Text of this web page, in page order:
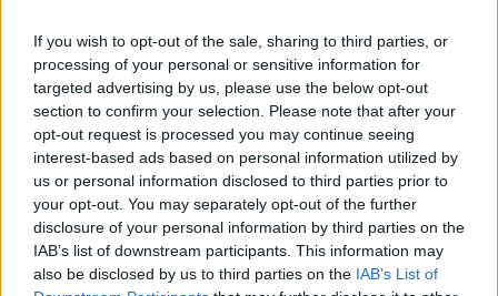
If you wish to opt-out of the sale, sharing to third parties, or
processing of your personal or sensitive information for
targeted advertising by us, please use the below opt-out
section to confirm your selection. Please note that after your
opt-out request is processed you may continue seeing
interest-based ads based on personal information utilized by
us or personal information disclosed to third parties prior to
your opt-out. You may separately opt-out of the further
disclosure of your personal information by third parties on the
IAB’s list of downstream participants. This information may
also be disclosed by us to third parties on the IAB’s List of